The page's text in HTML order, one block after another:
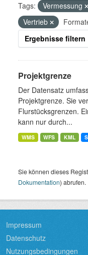
Tags: Vermessung
Vertrieb
Ergebnisse filtern
Projektgrenze
Der Datensatz
Projektgrenze. Sie
Flurstücksgrenzen.
kann nur durch...
WMS WFS KML
Sie können dieses
Dokumentation) abrufen.
Impressum
Datenschutz
Nutzungsbedingungen